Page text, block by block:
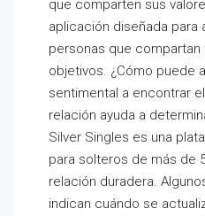
que comparten sus
aplicación diseñada para
personas que
objetivos. ¿Cómo puede
sentimental a encontrar
relación ayuda a
Silver Singles es una
para solteros de más de
relación duradera.
indican cuándo se